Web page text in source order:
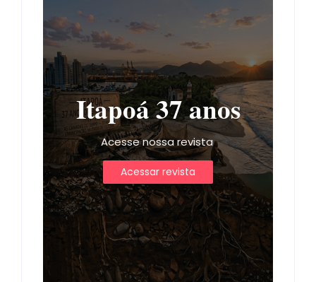
Itapoá 37 anos
Acesse nossa revista
Acessar revista